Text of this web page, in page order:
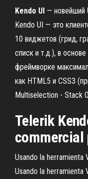
Kendo UI — новейший
Kendo UI — это
10 виджетов (грид,
списк и т.д.), в
фреймворке
как HTML5 и CSS3
Multiselection - Stack
Telerik
commercial
Usando la herramienta
Usando la herramienta